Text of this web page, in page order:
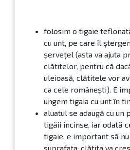
folosim o tigaie
cu unt, pe care îl
șervețel (asta va ajuta
clătitelor, pentru că
uleioasă, clătitele vor
ca cele românești). E
ungem tigaia cu unt în
aluatul se adaugă cu un
tigăii încinse, iar odată
tigaie, e important să
suprafața; clătita va